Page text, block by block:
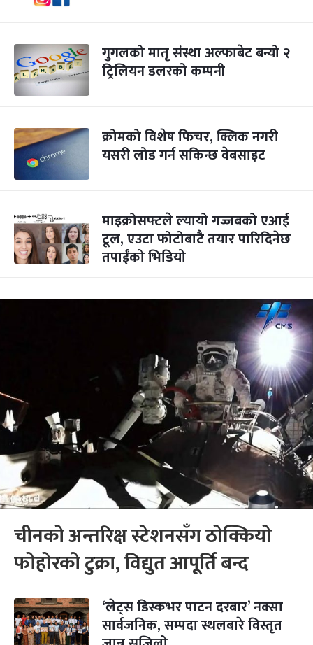
गुगलको मातृ संस्था अल्फाबेट बन्यो २
ट्रिलियन डलरको कम्पनी
क्रोमको विशेष फिचर, क्लिक नगरी
यसरी लोड गर्न सकिन्छ वेबसाइट
माइक्रोसफ्टले ल्यायो गज्जबको एआई
टूल, एउटा फोटोबाटै तयार पारिदिनेछ
तपाईंको भिडियो
चीनको अन्तरिक्ष स्टेशनसँग ठोक्कियो
फोहोरको टुक्रा, विद्युत आपूर्ति बन्द
‘लेट्स डिस्कभर पाटन दरबार’ नक्सा
सार्वजनिक, सम्पदा स्थलबारे विस्तृत